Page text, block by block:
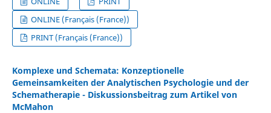
ONLINE (Français (France))
PRINT (Français (France))
Komplexe und Schemata: Konzeptionelle
Gemeinsamkeiten der Analytischen Psychologie und der
Schematherapie - Diskussionsbeitrag zum Artikel von
McMahon